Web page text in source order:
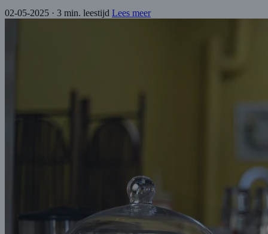
02-05-2025 · 3 min. leestijd Lees meer